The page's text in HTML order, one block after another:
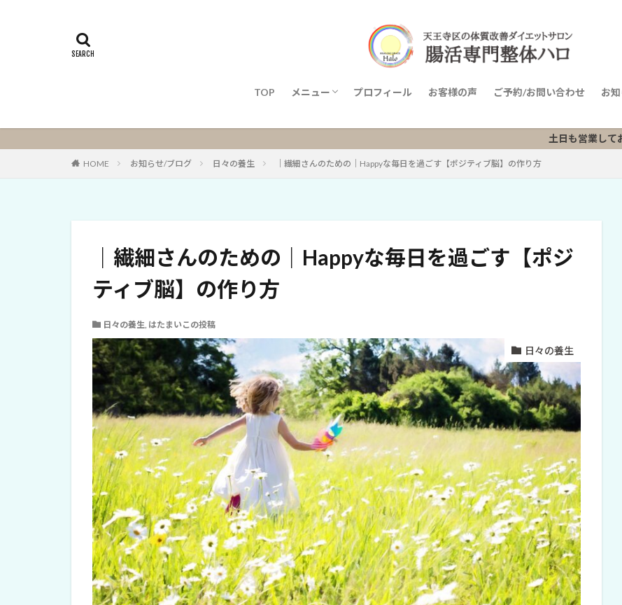
TOP メニュー プロフィール お客様の声 ご予約/お問い合わせ お
土日も営業しておりますので
HOME お知らせ/ブログ 日々の養生 ｜繊細さんのための｜Happyな毎日を過ごす【ポジティブ脳】の作り方
｜繊細さんのための｜Happyな毎日を過ごす【ポジ
ティブ脳】の作り方
日々の養生, はたまいこの投稿
日々の養生